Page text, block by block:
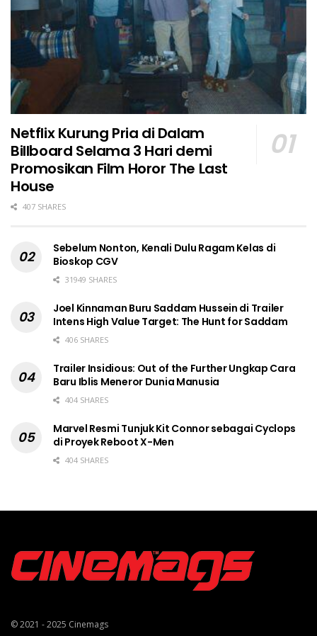
Netflix Kurung Pria di Dalam
Billboard Selama 3 Hari demi
Promosikan Film Horor The Last
House
407 SHARES
Sebelum Nonton, Kenali Dulu Ragam Kelas di
Bioskop CGV
31949 SHARES
Joel Kinnaman Buru Saddam Hussein di Trailer
Intens High Value Target: The Hunt for Saddam
406 SHARES
Trailer Insidious: Out of the Further Ungkap Cara
Baru Iblis Meneror Dunia Manusia
404 SHARES
Marvel Resmi Tunjuk Kit Connor sebagai Cyclops
di Proyek Reboot X-Men
404 SHARES
© 2021 - 2025 Cinemags